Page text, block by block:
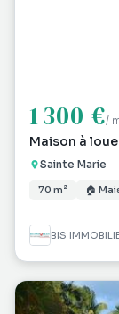
1 300 €/
Maison à
Sainte Marie
70 m² 🏠
BIS